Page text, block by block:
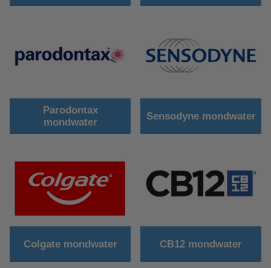
Parodontax
mondwater
Sensodyne mondwater
Colgate mondwater CB12 mondwater